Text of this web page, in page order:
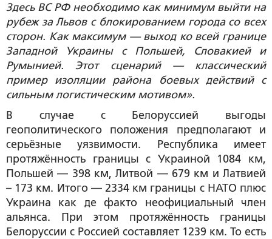
Здесь ВС РФ необходимо как минимум выйти на
рубеж за Львов с блокированием города со всех
сторон. Как максимум — выход ко всей границе
Западной Украины с Польшей, Словакией и
Румынией. Этот сценарий — классический
пример изоляции района боевых действий с
сильным логистическим мотивом».
В случае с Белоруссией выгоды
геополитического положения предполагают и
серьёзные уязвимости. Республика имеет
протяжённость границы с Украиной 1084 км,
Польшей — 398 км, Литвой — 679 км и Латвией
– 173 км. Итого — 2334 км границы с НАТО плюс
Украина как де факто неофициальный член
альянса. При этом протяжённость границы
Белоруссии с Россией составляет 1239 км. То есть